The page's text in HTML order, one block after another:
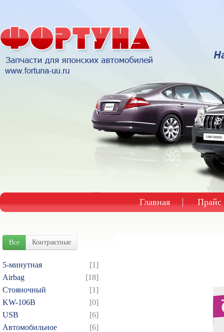
Главная Прайс
Все Контрактные
5-минутная
[1]
Airbag
[18]
Cтояночный
[1]
KW-106B
[0]
USB
[6]
Автомобильное
[6]